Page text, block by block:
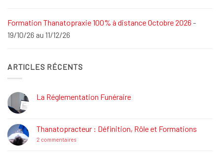
Formation Thanatopraxie 100% à distance Octobre 2026 -
19/10/26 au 11/12/26
ARTICLES RÉCENTS
La Réglementation Funéraire
La
Réglementation
Funéraire
Thanatopracteur : Définition, Rôle et Formations
2 commentairessur